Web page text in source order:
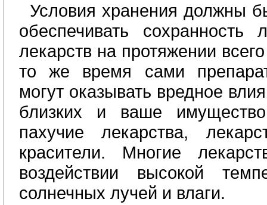
Условия хранения должны
обеспечивать сохранность
лекарств на протяжении
то же время сами
могут оказывать вредное
близких и ваше
пахучие лекарства,
красители. Многие
воздействии высокой
солнечных лучей и влаги.